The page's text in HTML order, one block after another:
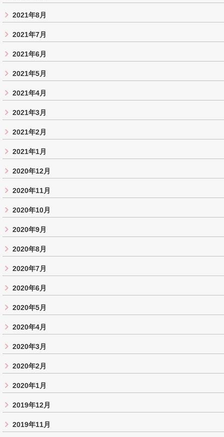
2021年8月
2021年7月
2021年6月
2021年5月
2021年4月
2021年3月
2021年2月
2021年1月
2020年12月
2020年11月
2020年10月
2020年9月
2020年8月
2020年7月
2020年6月
2020年5月
2020年4月
2020年3月
2020年2月
2020年1月
2019年12月
2019年11月